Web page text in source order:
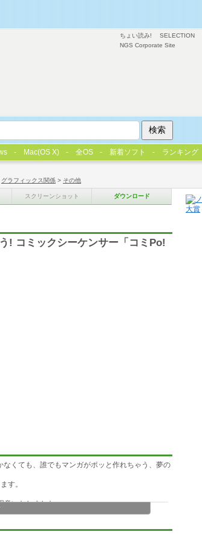
グラフィックス関係 > その他
スクリーンショット ダウンロード
! コミックシーケンサー「コミPo!
くても、誰でもマンガがポッと作れちゃう、夢の
す。
意いたしました。
るようになりました。
ようになりました。
ちょい読み! SELECTION
NGS Corporate Site
Mac(OS X) 全OS 新着ソフト ランキング